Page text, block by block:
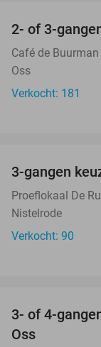
2- of 3-
Café de Buurman
Oss
Verkocht: 181
3-gangen
Proeflokaal De
Nistelrode
Verkocht: 90
3- of 4-
Oss